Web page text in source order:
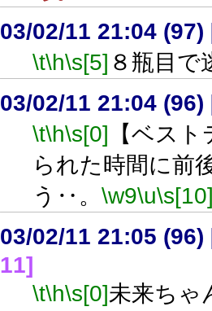
03/02/11 21:04 (97)
\t\h\s[5] ８瓶目で
03/02/11 21:04 (96)
\t\h\s[0] 【ベス
られた時間に前
う‥。 \w9\u
03/02/11 21:05 (96)
11]
\t\h\s[0]未来ちゃ